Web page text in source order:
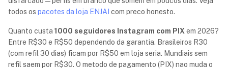
todos os pacotes da loja ENJAI com preco honesto.
Quanto custa 1000 seguidores Instagram com PIX em 2026?
Entre R$30 e R$50 dependendo da garantia. Brasileiros R30
(com refil 30 dias) ficam por R$50 em loja seria. Mundiais sem
refil saem por R$30. O metodo de pagamento (PIX) nao muda o